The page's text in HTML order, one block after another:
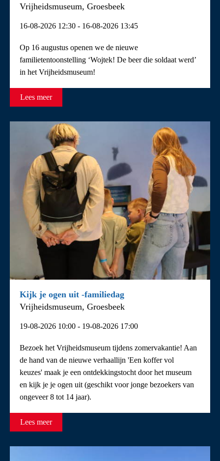
Vrijheidsmuseum, Groesbeek
16-08-2026 12:30 - 16-08-2026 13:45
Op 16 augustus openen we de nieuwe
familietentoonstelling ‘Wojtek! De beer die soldaat werd’
in het Vrijheidsmuseum!
Lees meer
Kijk je ogen uit -familiedag
Vrijheidsmuseum, Groesbeek
19-08-2026 10:00 - 19-08-2026 17:00
Bezoek het Vrijheidsmuseum tijdens zomervakantie! Aan
de hand van de nieuwe verhaallijn 'Een koffer vol
keuzes' maak je een ontdekkingstocht door het museum
en kijk je je ogen uit (geschikt voor jonge bezoekers van
ongeveer 8 tot 14 jaar).
Lees meer